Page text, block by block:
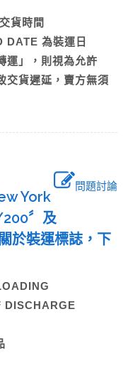
貨時間
DATE 為裝運日
運」，則視為允許
交貨遲延，賣方無須
問題討論
York
〞及
於裝運標誌，下
DISCHARGE